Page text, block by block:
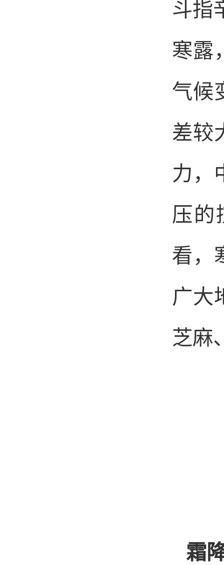
斗指
寒露
气候
差较
力，
压的
看，
广大
芝麻
霜